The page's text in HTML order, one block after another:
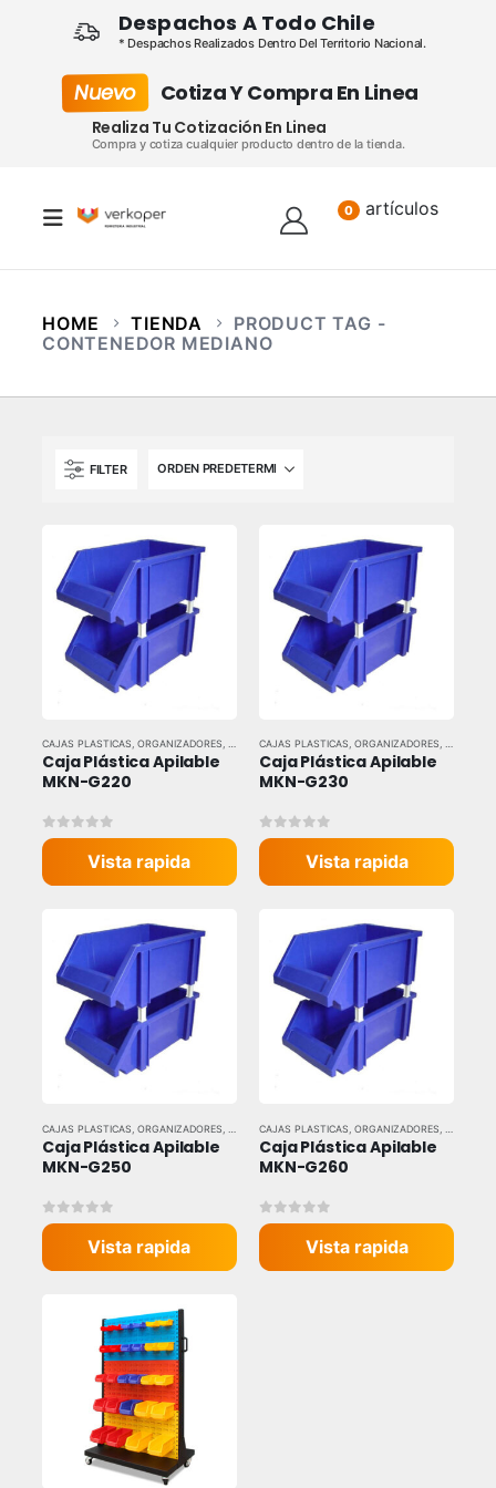
Despachos A Todo Chile
* Despachos Realizados Dentro Del Territorio Nacional.
Nuevo Cotiza Y Compra En Linea
Realiza Tu Cotización En Linea
Compra y cotiza cualquier producto dentro de la tienda.
0 artículos
HOME TIENDA
PRODUCT TAG -
CONTENEDOR MEDIANO
FILTER
CAJAS PLASTICAS ORGANIZADORES TODAS LAS MARCAS
Caja Plástica Apilable
MKN-G220
0out of 5
Vista rapida
CAJAS PLASTICAS ORGANIZADORES
Caja Plástica Apilable
MKN-G230
0out of 5
Vista rapida
CAJAS PLASTICAS ORGANIZADORES TODAS LAS MARCAS
Caja Plástica Apilable
MKN-G250
0out of 5
Vista rapida
CAJAS PLASTICAS ORGANIZADORES
Caja Plástica Apilable
MKN-G260
0out of 5
Vista rapida